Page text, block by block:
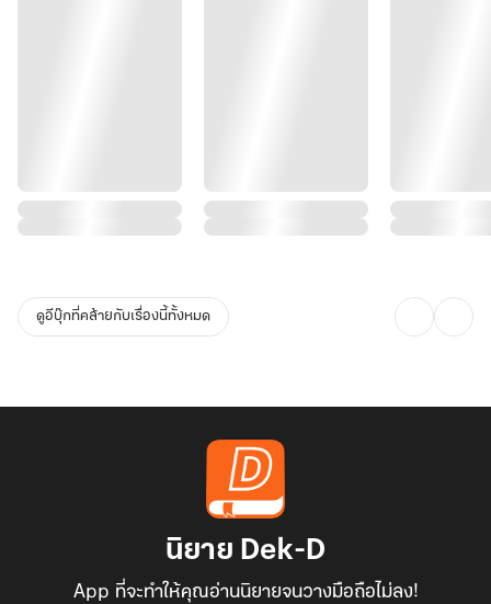
ดูอีบุ๊กที่คล้ายกับเรื่องนี้ทั้งหมด
นิยาย Dek-D
App ที่จะทำให้คุณอ่านนิยายจนวางมือถือไม่ลง!